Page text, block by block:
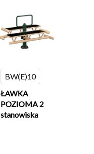
BW(E)10
ŁAWKA
POZIOMA 2
stanowiska